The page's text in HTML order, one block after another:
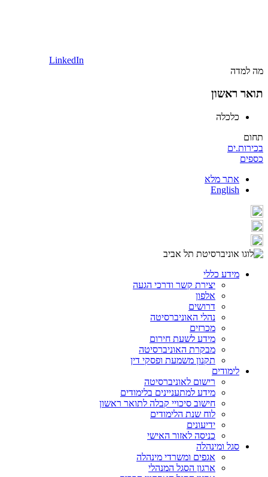
LinkedIn
מה למדה
תואר ראשון
כלכלה
תחום
בכירות.ים
כספים
אתר מלא
English
מידע כללי
יצירת קשר ודרכי הגעה
אלפון
דרושים
נהלי האוניברסיטה
מכרזים
מידע לשעת חירום
מבקרת האוניברסיטה
תקנון משמעת ופסקי דין
לימודים
רישום לאוניברסיטה
מידע למתעניינים בלימודים
חישוב סיכויי קבלה לתואר ראשון
לוח שנת הלימודים
ידיעונים
כניסה לאזור האישי
סגל ומינהלה
אגפים ומשרדי מינהלה
ארגון הסגל המנהלי